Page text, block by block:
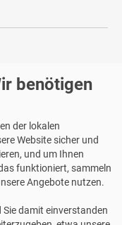
Postfilialen
Paypal
benötigen
der lokalen
Website sicher und
und um Ihnen
funktioniert, sammeln
Angebote nutzen.
Sie damit einverstanden